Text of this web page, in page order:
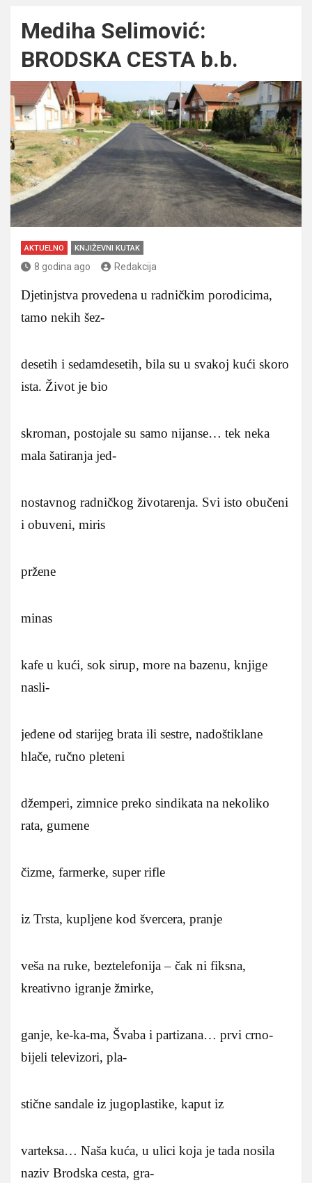
Mediha Selimović:
BRODSKA CESTA b.b.
AKTUELNO KNJIŽEVNI KUTAK
8 godina ago Redakcija
Djetinjstva provedena u radničkim porodicima,
tamo nekih šez-
desetih i sedamdesetih, bila su u svakoj kući skoro
ista. Život je bio
skroman, postojale su samo nijanse… tek neka
mala šatiranja jed-
nostavnog radničkog životarenja. Svi isto obučeni
i obuveni, miris
pržene
minas
kafe u kući, sok sirup, more na bazenu, knjige
nasli-
jeđene od starijeg brata ili sestre, nadoštiklane
hlače, ručno pleteni
džemperi, zimnice preko sindikata na nekoliko
rata, gumene
čizme, farmerke, super rifle
iz Trsta, kupljene kod švercera, pranje
veša na ruke, beztelefonija – čak ni fiksna,
kreativno igranje žmirke,
ganje, ke-ka-ma, Švaba i partizana… prvi crno-
bijeli televizori, pla-
stične sandale iz jugoplastike, kaput iz
varteksa… Naša kuća, u ulici koja je tada nosila
naziv Brodska cesta, gra-